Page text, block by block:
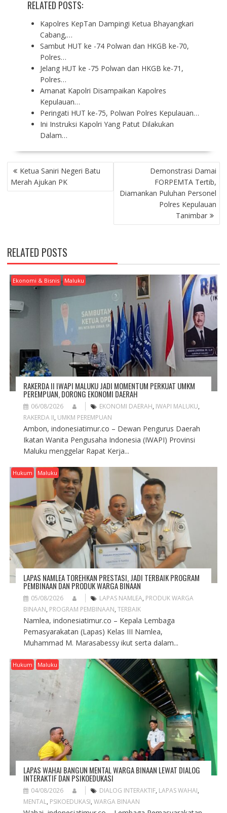
RELATED POSTS:
Kapolres KepTan Dampingi Ketua Bhayangkari
Cabang,…
Sambut HUT ke -74 Polwan dan HKGB ke-70,
Polres…
Jelang HUT ke -75 Polwan dan HKGB ke-71,
Polres…
Amanat Kapolri Disampaikan Kapolres
Kepulauan…
Peringati HUT ke-75, Polwan Polres Kepulauan…
Ini Instruksi Kapolri Yang Patut Dilakukan
Dalam…
P
O
S
I
G
A
T
O
N
Ketua Saniri Negeri Batu
Merah Ajukan PK
Demonstrasi Damai
FORPEMTA Tertib,
Diamankan Puluhan Personel
Polres Kepulauan
Tanimbar
RELATED POSTS
Ekonomi & Bisnis Maluku
RAKERDA II IWAPI MALUKU JADI MOMENTUM PERKUAT UMKM
PEREMPUAN, DORONG EKONOMI DAERAH
06/08/2026 EKONOMI DAERAH, IWAPI MALUKU,
RAKERDA II, UMKM PEREMPUAN
Ambon, indonesiatimur.co – Dewan Pengurus Daerah
Ikatan Wanita Pengusaha Indonesia (IWAPI) Provinsi
Maluku menggelar Rapat Kerja...
Hukum Maluku
LAPAS NAMLEA TOREHKAN PRESTASI, JADI TERBAIK PROGRAM
PEMBINAAN DAN PRODUK WARGA BINAAN
05/08/2026 LAPAS NAMLEA, PRODUK WARGA
BINAAN, PROGRAM PEMBINAAN, TERBAIK
Namlea, indonesiatimur.co – Kepala Lembaga
Pemasyarakatan (Lapas) Kelas III Namlea,
Muhammad M. Marasabessy ikut serta dalam...
Hukum Maluku
LAPAS WAHAI BANGUN MENTAL WARGA BINAAN LEWAT DIALOG
INTERAKTIF DAN PSIKOEDUKASI
04/08/2026 DIALOG INTERAKTIF, LAPAS WAHAI,
MENTAL, PSIKOEDUKASI, WARGA BINAAN